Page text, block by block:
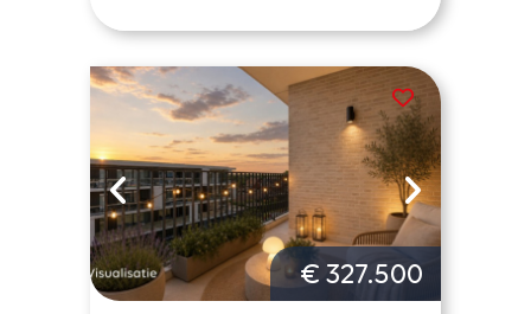
€ 327.500